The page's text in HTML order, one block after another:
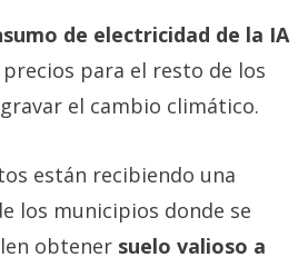
de electricidad de la IA
para el resto de los
el cambio climático.
están recibiendo una
los municipios donde se
obtener suelo valioso a